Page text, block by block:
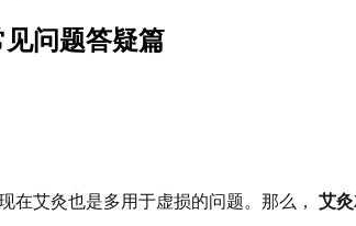
问题答疑篇
在艾灸也是多用于虚损的问题。那么， 艾